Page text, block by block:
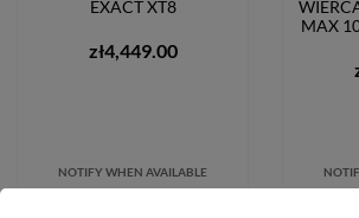
EXACT XT8
zł4,449.00
NOTIFY WHEN AVAILABLE
MAX